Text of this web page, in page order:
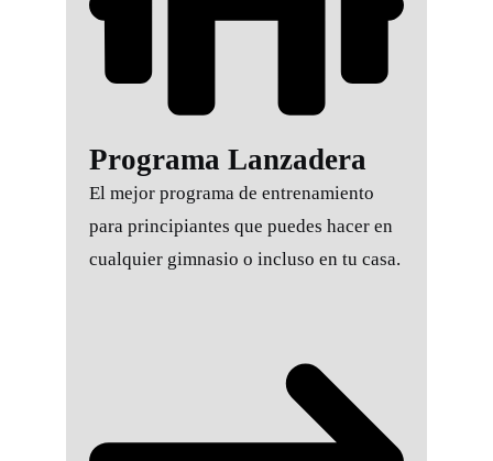
Programa Lanzadera
El mejor programa de entrenamiento
para principiantes que puedes hacer en
cualquier gimnasio o incluso en tu casa.